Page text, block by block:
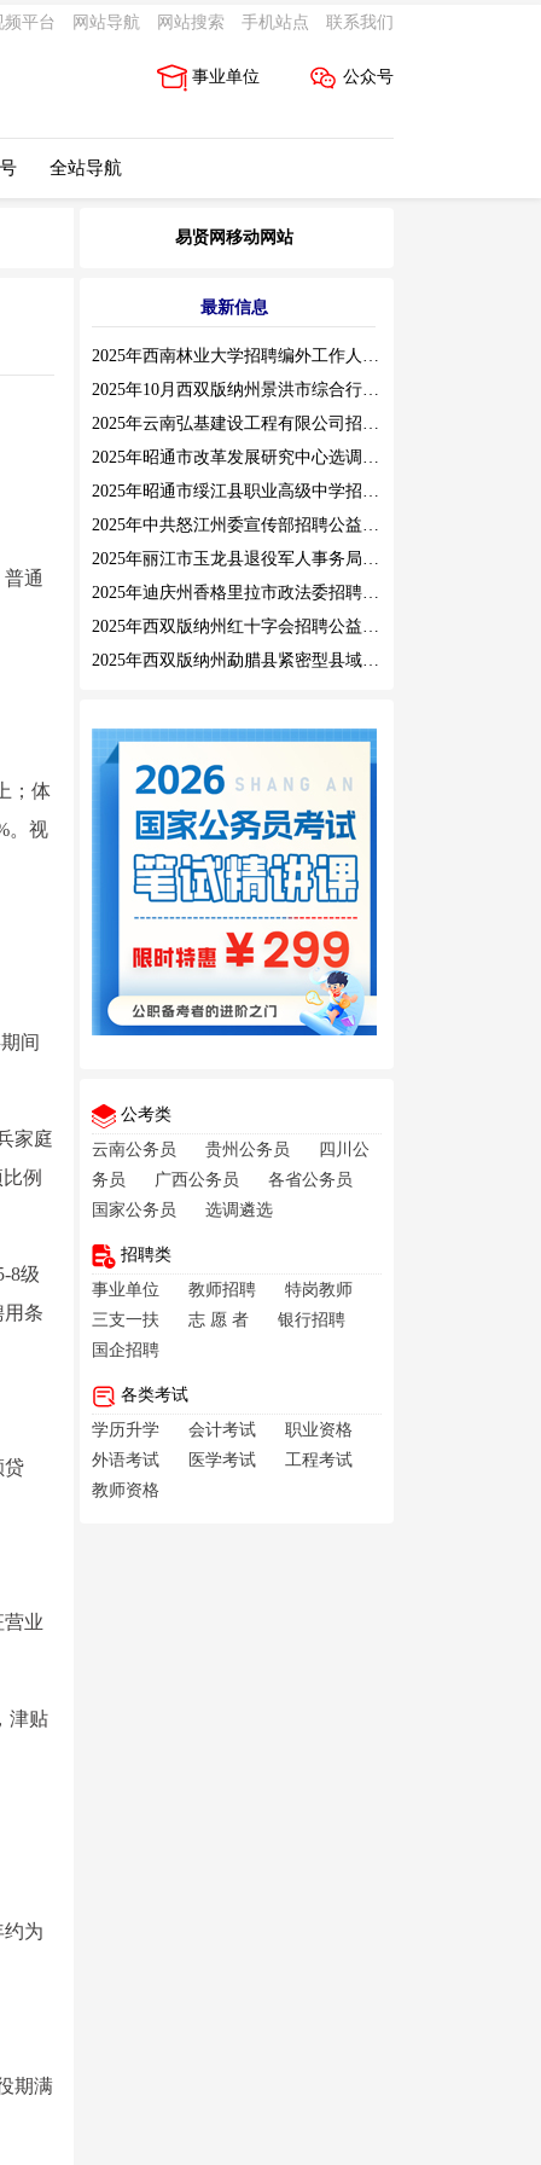
频平台 网站导航 网站搜索 手机站点 联系我们
公众号
事业单位
全站导航
通
；体
。视
间
家庭
例
8级
条
贷
业
津贴
约为
期满
易贤网移动网站
最新信息
2025年西南林业大学招聘编外工作人员公告（三）
2025年10月西双版纳州景洪市综合行政执法局招聘人员公告
2025年云南弘基建设工程有限公司招聘公告
2025年昭通市改革发展研究中心选调工作人员职业素质测评通告
2025年昭通市绥江县职业高级中学招聘编外紧缺临聘数学教师公告
2025年中共怒江州委宣传部招聘公益性岗位公告
2025年丽江市玉龙县退役军人事务局公益性岗位招聘公告
2025年迪庆州香格里拉市政法委招聘公益性岗位公告
2025年西双版纳州红十字会招聘公益性岗位人员公告
2025年西双版纳州勐腊县紧密型县域医共体招聘编外人员公告
公考类
云南公务员
贵州公务员
四川公
务员
广西公务员
各省公务员
国家公务员
选调遴选
招聘类
事业单位
教师招聘
特岗教师
三支一扶
志 愿 者
银行招聘
国企招聘
各类考试
学历升学
会计考试
职业资格
外语考试
医学考试
工程考试
教师资格